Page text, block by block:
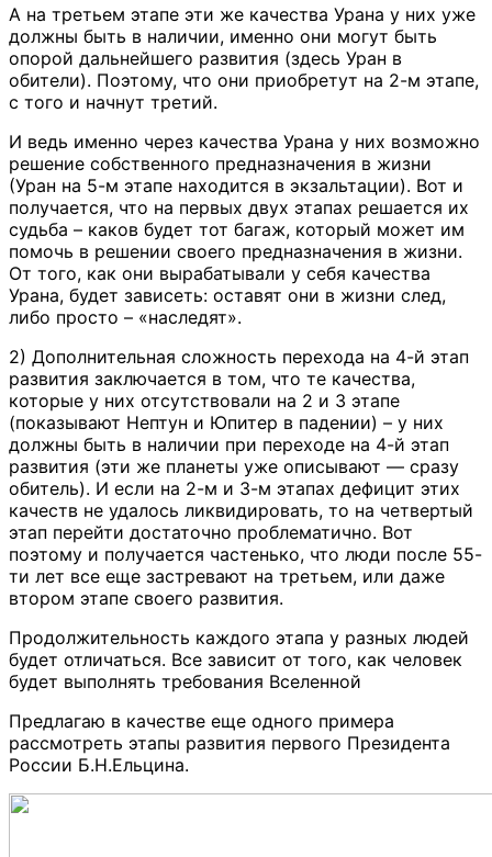
А на третьем этапе эти же качества Урана у них уже
должны быть в наличии, именно они могут быть
опорой дальнейшего развития (здесь Уран в
обители). Поэтому, что они приобретут на 2-м этапе,
с того и начнут третий.
И ведь именно через качества Урана у них возможно
решение собственного предназначения в жизни
(Уран на 5-м этапе находится в экзальтации). Вот и
получается, что на первых двух этапах решается их
судьба – каков будет тот багаж, который может им
помочь в решении своего предназначения в жизни.
От того, как они вырабатывали у себя качества
Урана, будет зависеть: оставят они в жизни след,
либо просто – «наследят».
2) Дополнительная сложность перехода на 4-й этап
развития заключается в том, что те качества,
которые у них отсутствовали на 2 и 3 этапе
(показывают Нептун и Юпитер в падении) – у них
должны быть в наличии при переходе на 4-й этап
развития (эти же планеты уже описывают — сразу
обитель). И если на 2-м и 3-м этапах дефицит этих
качеств не удалось ликвидировать, то на четвертый
этап перейти достаточно проблематично. Вот
поэтому и получается частенько, что люди после 55-
ти лет все еще застревают на третьем, или даже
втором этапе своего развития.
Продолжительность каждого этапа у разных людей
будет отличаться. Все зависит от того, как человек
будет выполнять требования Вселенной
Предлагаю в качестве еще одного примера
рассмотреть этапы развития первого Президента
России Б.Н.Ельцина.